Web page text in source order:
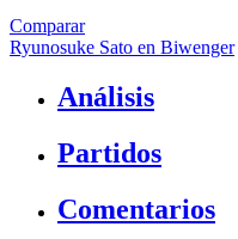
Comparar
Ryunosuke Sato en Biwenger
Análisis
Partidos
Comentarios